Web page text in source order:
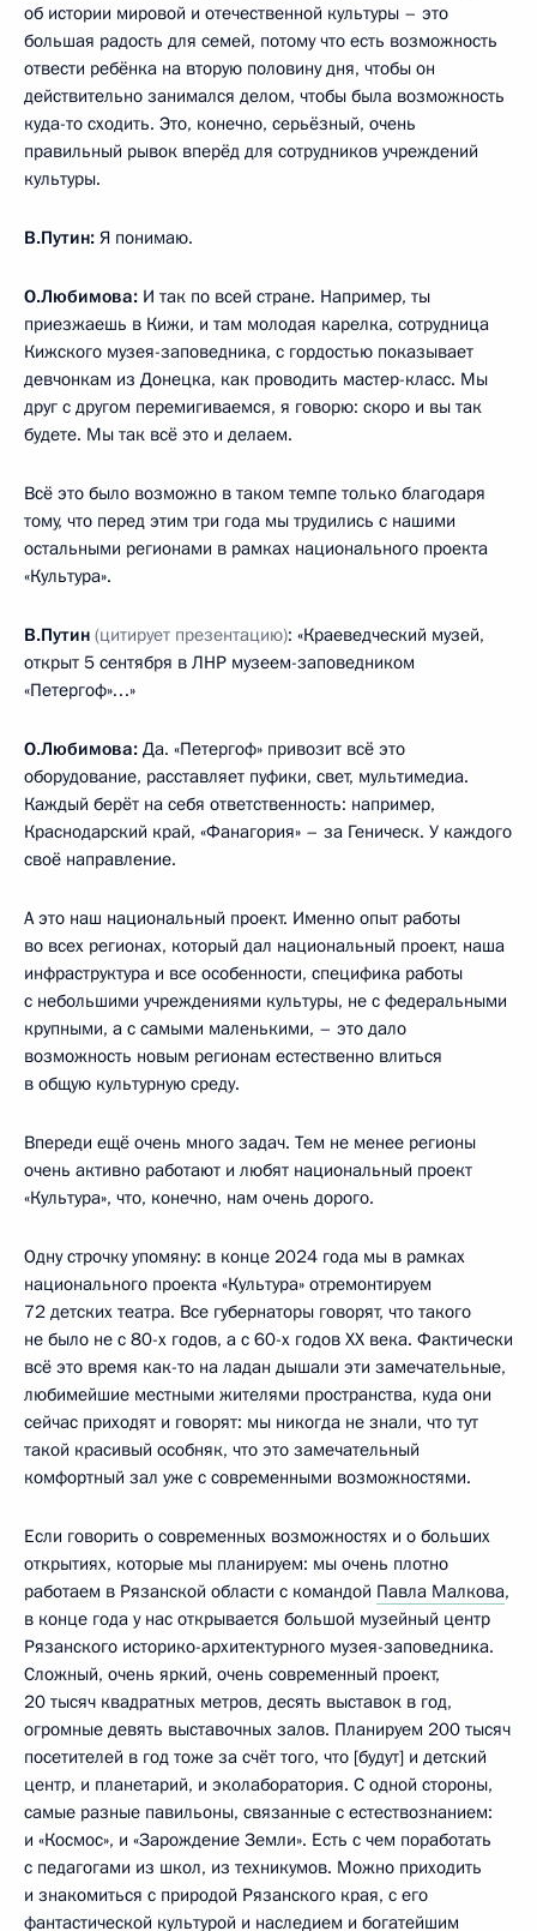
об истории мировой и отечественной культуры – это
большая радость для семей, потому что есть возможность
отвести ребёнка на вторую половину дня, чтобы он
действительно занимался делом, чтобы была возможность
куда-то сходить. Это, конечно, серьёзный, очень
правильный рывок вперёд для сотрудников учреждений
культуры.
В.Путин: Я понимаю.
О.Любимова: И так по всей стране. Например, ты
приезжаешь в Кижи, и там молодая карелка, сотрудница
Кижского музея-заповедника, с гордостью показывает
девчонкам из Донецка, как проводить мастер-класс. Мы
друг с другом перемигиваемся, я говорю: скоро и вы так
будете. Мы так всё это и делаем.
Всё это было возможно в таком темпе только благодаря
тому, что перед этим три года мы трудились с нашими
остальными регионами в рамках национального проекта
«Культура».
В.Путин (цитирует презентацию): «Краеведческий музей,
открыт 5 сентября в ЛНР музеем-заповедником
«Петергоф»…»
О.Любимова: Да. «Петергоф» привозит всё это
оборудование, расставляет пуфики, свет, мультимедиа.
Каждый берёт на себя ответственность: например,
Краснодарский край, «Фанагория» – за Геническ. У каждого
своё направление.
А это наш национальный проект. Именно опыт работы
во всех регионах, который дал национальный проект, наша
инфраструктура и все особенности, специфика работы
с небольшими учреждениями культуры, не с федеральными
крупными, а с самыми маленькими, – это дало
возможность новым регионам естественно влиться
в общую культурную среду.
Впереди ещё очень много задач. Тем не менее регионы
очень активно работают и любят национальный проект
«Культура», что, конечно, нам очень дорого.
Одну строчку упомяну: в конце 2024 года мы в рамках
национального проекта «Культура» отремонтируем
72 детских театра. Все губернаторы говорят, что такого
не было не с 80-х годов, а с 60-х годов ХХ века. Фактически
всё это время как-то на ладан дышали эти замечательные,
любимейшие местными жителями пространства, куда они
сейчас приходят и говорят: мы никогда не знали, что тут
такой красивый особняк, что это замечательный
комфортный зал уже с современными возможностями.
Если говорить о современных возможностях и о больших
открытиях, которые мы планируем: мы очень плотно
работаем в Рязанской области с командой Павла Малкова,
в конце года у нас открывается большой музейный центр
Рязанского историко-архитектурного музея-заповедника.
Сложный, очень яркий, очень современный проект,
20 тысяч квадратных метров, десять выставок в год,
огромные девять выставочных залов. Планируем 200 тысяч
посетителей в год тоже за счёт того, что [будут] и детский
центр, и планетарий, и эколаборатория. С одной стороны,
самые разные павильоны, связанные с естествознанием:
и «Космос», и «Зарождение Земли». Есть с чем поработать
с педагогами из школ, из техникумов. Можно приходить
и знакомиться с природой Рязанского края, с его
фантастической культурой и наследием и богатейшим